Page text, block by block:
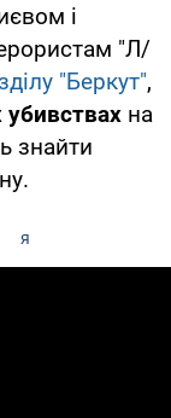
і
"Л/
"Беркут",
на
знайти